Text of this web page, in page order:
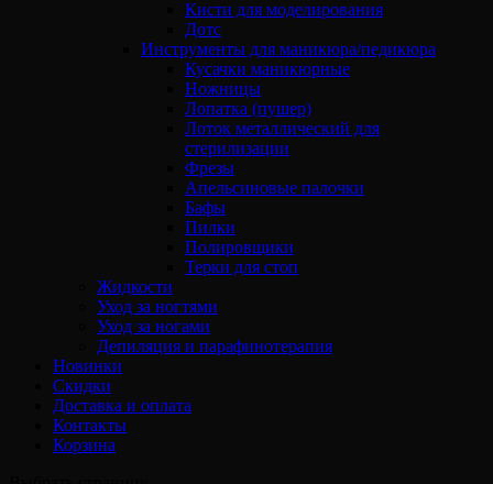
Кисти для моделирования
Дотс
Инструменты для маникюра/педикюра
Кусачки маникюрные
Ножницы
Лопатка (пушер)
Лоток металлический для
стерилизации
Фрезы
Апельсиновые палочки
Бафы
Пилки
Полировщики
Терки для стоп
Жидкости
Уход за ногтями
Уход за ногами
Депиляция и парафинотерапия
Новинки
Скидки
Доставка и оплата
Контакты
Корзина